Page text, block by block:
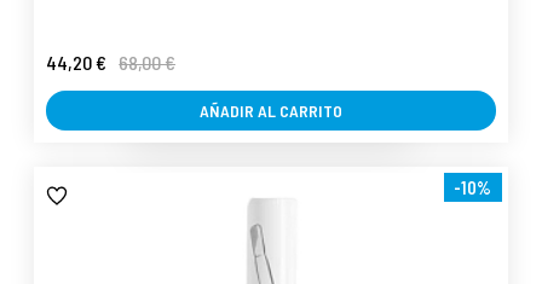
44,20 € 68,00 €
AÑADIR AL CARRITO
-10%